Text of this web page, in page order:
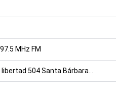
MHz FM
libertad 504 Santa Bárbara